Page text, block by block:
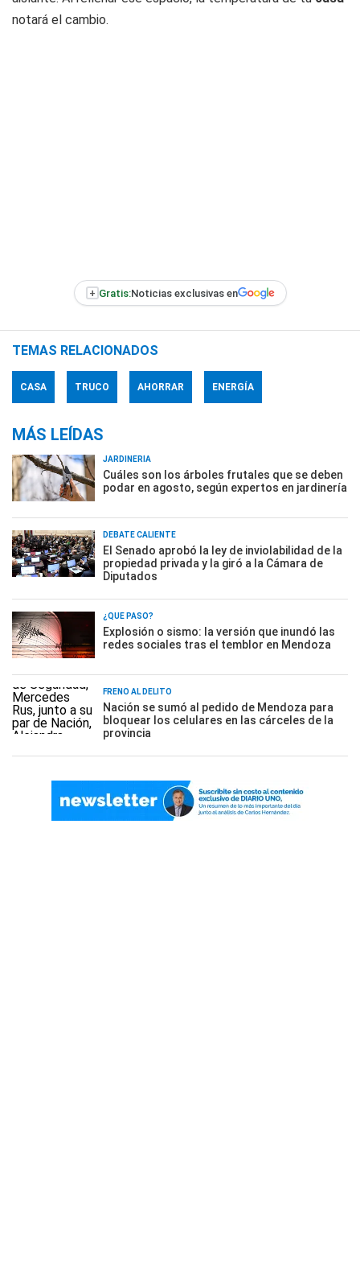
notará el cambio.
+ Gratis:Noticias exclusivas en
TEMAS RELACIONADOS
CASA TRUCO AHORRAR ENERGÍA
MÁS LEÍDAS
JARDINERÍA
Cuáles son los árboles frutales que se deben
podar en agosto, según expertos en jardinería
DEBATE CALIENTE
El Senado aprobó la ley de inviolabilidad de la
propiedad privada y la giró a la Cámara de
Diputados
¿QUÉ PASÓ?
Explosión o sismo: la versión que inundó las
redes sociales tras el temblor en Mendoza
FRENO AL DELITO
Nación se sumó al pedido de Mendoza para
bloquear los celulares en las cárceles de la
provincia